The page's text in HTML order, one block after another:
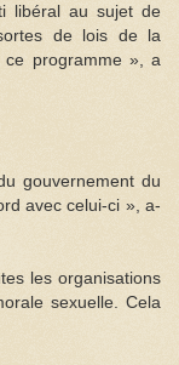
libéral au sujet de
de lois de la
ce programme », a
gouvernement du
avec celui-ci », a-
les organisations
sexuelle. Cela